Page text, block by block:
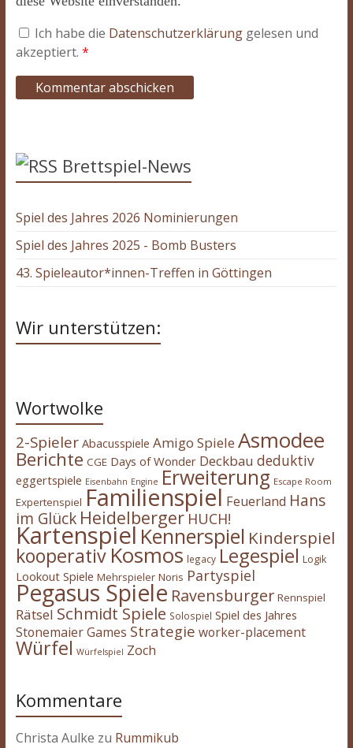
Ich habe die Datenschutzerklärung gelesen und
akzeptiert. *
Brettspiel-News
Spiel des Jahres 2026 Nominierungen
Spiel des Jahres 2025 - Bomb Busters
43. Spieleautor*innen-Treffen in Göttingen
Wir unterstützen:
Wortwolke
2-Spieler Abacusspiele Amigo Spiele Asmodee
Berichte CGE Days of Wonder Deckbau deduktiv
eggertspiele Eisenbahn Engine Erweiterung Escape Room
Expertenspiel Familienspiel Feuerland Hans
im Glück Heidelberger HUCH!
Kartenspiel Kennerspiel Kinderspiel
kooperativ Kosmos legacy Legespiel Logik
Lookout Spiele Mehrspieler Noris Partyspiel
Pegasus Spiele Ravensburger Rennspiel
Rätsel Schmidt Spiele Solospiel Spiel des Jahres
Stonemaier Games Strategie worker-placement
Würfel Würfelspiel Zoch
Kommentare
Christa Aulke zu Rummikub